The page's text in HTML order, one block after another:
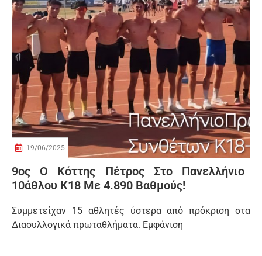
19/06/2025
9ος Ο Κόττης Πέτρος Στο Πανελλήνιο
10άθλου Κ18 Με 4.890 Βαθμούς!
Συμμετείχαν 15 αθλητές ύστερα από πρόκριση στα
Διασυλλογικά πρωταθλήματα. Εμφάνιση